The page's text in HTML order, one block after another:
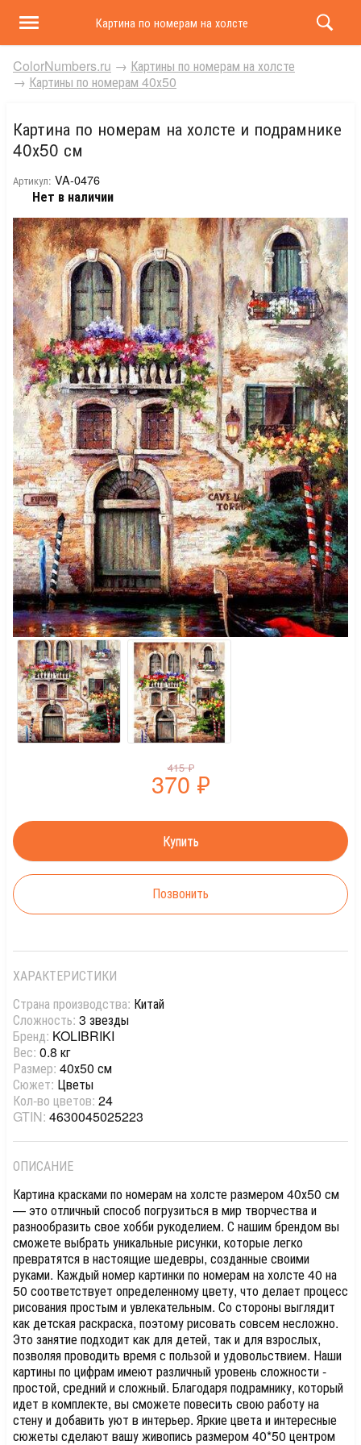
Картина по номерам на холсте и подрамнике 40х50
ColorNumbers.ru → Картины по номерам на холсте
→ Картины по номерам 40х50
Картина по номерам на холсте и подрамнике
40х50 см
Артикул: VA-0476
Нет в наличии
415₽
370 ₽
Позвонить
ХАРАКТЕРИСТИКИ
Страна производства: Китай
Сложность: 3 звезды
Бренд: KOLIBRIKI
Вес: 0.8 кг
Размер: 40х50 см
Сюжет: Цветы
Кол-во цветов: 24
GTIN: 4630045025223
ОПИСАНИЕ
Картина красками по номерам на холсте размером 40х50 см
— это отличный способ погрузиться в мир творчества и
разнообразить свое хобби рукоделием. С нашим брендом вы
сможете выбрать уникальные рисунки, которые легко
превратятся в настоящие шедевры, созданные своими
руками. Каждый номер картинки по номерам на холсте 40 на
50 соответствует определенному цвету, что делает процесс
рисования простым и увлекательным. Со стороны выглядит
как детская раскраска, поэтому рисовать совсем несложно.
Это занятие подходит как для детей, так и для взрослых,
позволяя проводить время с пользой и удовольствием. Наши
картины по цифрам имеют различный уровень сложности -
простой, средний и сложный. Благодаря подрамнику, который
идет в комплекте, вы сможете повесить свою работу на
стену и добавить уют в интерьер. Яркие цвета и интересные
сюжеты сделают вашу живопись размером 40*50 центром